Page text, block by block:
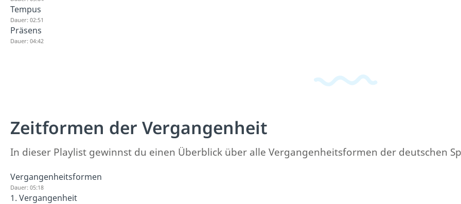
Tempus
Dauer: 02:51
Präsens
Dauer: 04:42
Zeitformen der Vergangenheit
In dieser Playlist gewinnst du einen Überblick über alle Vergangenheitsformen der deutschen
Vergangenheitsformen
Dauer: 05:18
1. Vergangenheit